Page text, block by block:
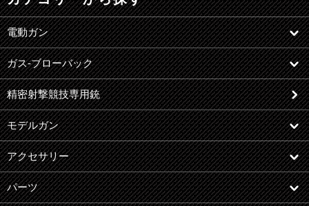
電動ガン
ガス-ブローバック
精密射撃競技専用銃
モデルガン
アクセサリー
パーツ